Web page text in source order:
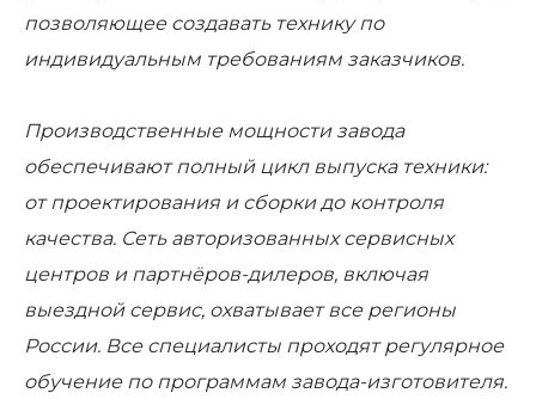
позволяющее создавать технику по
индивидуальным требованиям заказчиков.
Производственные мощности завода
обеспечивают полный цикл выпуска техники:
от проектирования и сборки до контроля
качества. Сеть авторизованных сервисных
центров и партнёров-дилеров, включая
выездной сервис, охватывает все регионы
России. Все специалисты проходят регулярное
обучение по программам завода-изготовителя.